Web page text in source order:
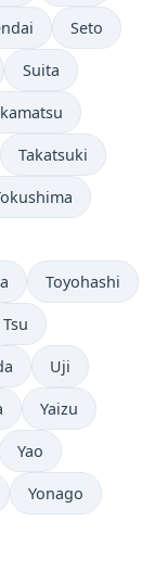
Seto
Suita
Takatsuki
Toyohashi
Tsu
Uji
Yaizu
Yao
Yonago